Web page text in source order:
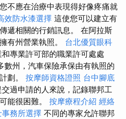
不應在治療中表現得好像疼痛就
效防水漆選擇 這使您可以建立有
遞相關的行銷訊息。 在阿拉斯
有州營業執照。 台北優質眼科
專業許可部的職業許可處處
數州，汽車保險承保由有執照的
劃。 按摩師資格證照 台中腳底
過申請的人來說，記錄聯邦工
能很困難。 按摩療程介紹 經絡
務所選擇 不同的專家允許聯邦